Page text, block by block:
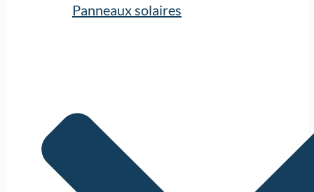
Panneaux solaires